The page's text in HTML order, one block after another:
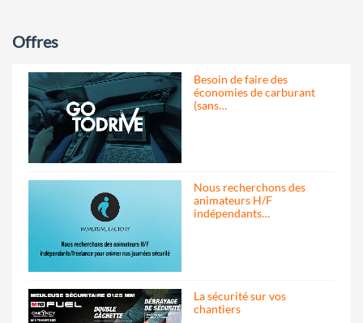
Offres
Besoin de faire des
économies de carburant
(sans…
Nous recherchons des
animateurs H/F
indépendants…
La sécurité sur vos
chantiers